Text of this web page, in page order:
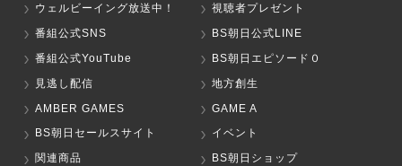
ウェルビーイング放送中！
視聴者プレゼント
番組公式SNS
BS朝日公式LINE
番組公式YouTube
BS朝日エピソード０
見逃し配信
地方創生
AMBER GAMES
GAME A
BS朝日セールスサイト
イベント
関連商品
BS朝日ショップ